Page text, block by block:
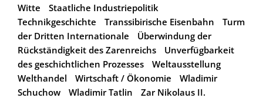
Witte
Staatliche Industriepolitik
Technikgeschichte
Transsibirische Eisenbahn
Turm
der Dritten Internationale
Überwindung der
Rückständigkeit des Zarenreichs
Unverfügbarkeit
des geschichtlichen Prozesses
Weltausstellung
Welthandel
Wirtschaft / Ökonomie
Wladimir
Schuchow
Wladimir Tatlin Zar Nikolaus II.